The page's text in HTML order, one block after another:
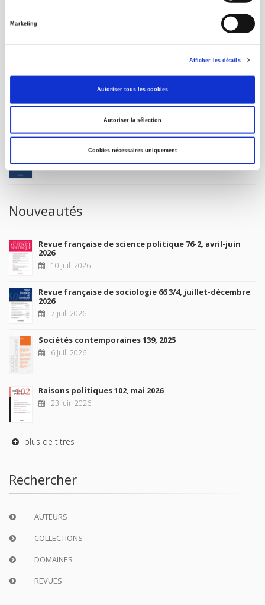
Marketing
Afficher les détails
Autoriser tous les cookies
Autoriser la sélection
Cookies nécessaires uniquement
FOREIGN RIGHTS
MON COMPTE
La France et l'Union européenne
Nouveautés
Revue française de science politique 76-2, avril-juin
2026
10 juil. 2026
Revue française de sociologie 66 3/4, juillet-décembre
2026
7 juil. 2026
Sociétés contemporaines 139, 2025
6 juil. 2026
Raisons politiques 102, mai 2026
23 juin 2026
plus de titres
Rechercher
AUTEURS
COLLECTIONS
DOMAINES
REVUES